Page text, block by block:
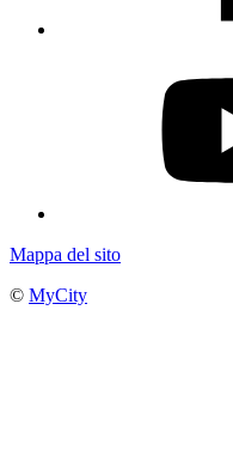
Mappa del sito
© MyCity